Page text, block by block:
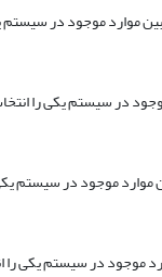
موارد موجود در سیستم
در سیستم یکی را
موجود در سیستم
موجود در سیستم یکی را